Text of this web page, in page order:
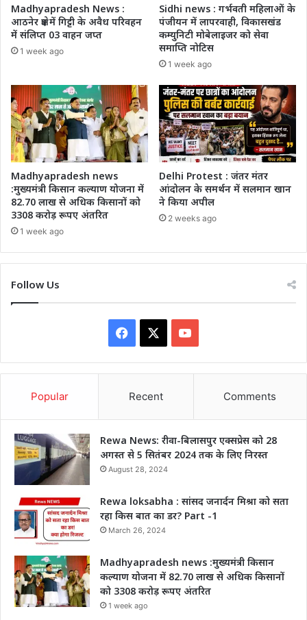
Madhyapradesh News :
आठनेर क्षेत्र में गिट्टी के अवैध परिवहन
में संलिप्त 03 वाहन जप्त
1 week ago
Sidhi news : गर्भवती महिलाओं के
पंजीयन में लापरवाही, विकासखंड
कम्युनिटी मोबेलाइजर को सेवा
समाप्ति नोटिस
1 week ago
Madhyapradesh news
:मुख्यमंत्री किसान कल्याण योजना में
82.70 लाख से अधिक किसानों को
3308 करोड़ रूपए अंतरित
1 week ago
Delhi Protest : जंतर मंतर
आंदोलन के समर्थन में सलमान खान
ने किया अपील
2 weeks ago
Follow Us
Facebook YouTube
Popular Recent Comments
Rewa News: रीवा-बिलासपुर एक्सप्रेस को 28
अगस्त से 5 सितंबर 2024 तक के लिए निरस्त
August 28, 2024
Rewa loksabha : सांसद जनार्दन मिश्रा को सता
रहा किस बात का डर? Part -1
March 26, 2024
Madhyapradesh news :मुख्यमंत्री किसान
कल्याण योजना में 82.70 लाख से अधिक किसानों
को 3308 करोड़ रूपए अंतरित
1 week ago